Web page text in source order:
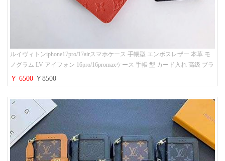
ルイヴィトンiphone17pro/17airスマホケース 手帳型 エンボスレザー 本革 モ
ノグラム LV アイフォン 16pro/16promaxケース 手帳 型 カード入れ 高级 ブラ
ンド iPhone 15/14/13 proケース 手帳型 男女通用 大人かわいい
￥ 6500￥8500